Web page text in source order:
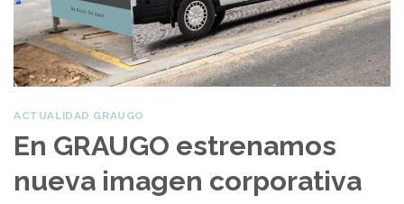
ACTUALIDAD GRAUGO
En GRAUGO estrenamos
nueva imagen corporativa